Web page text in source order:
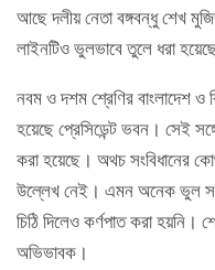
আছে দলীয় নেতা বঙ্গবন্ধু শেখ
লাইনটিও ভুলভাবে তুলে ধরা
নবম ও দশম শ্রেণির বাংলাদেশ ও
হয়েছে প্রেসিডেন্ট ভবন। সেই
করা হয়েছে। অথচ সংবিধানের
উল্লেখ নেই। এমন অনেক ভুল
চিঠি দিলেও কর্ণপাত করা হয়নি।
অভিভাবক।